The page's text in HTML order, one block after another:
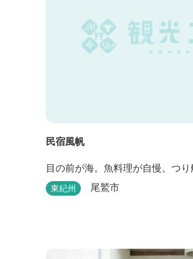
民宿風帆
目の前が海。魚料理が自慢。つり
東紀州 尾鷲市